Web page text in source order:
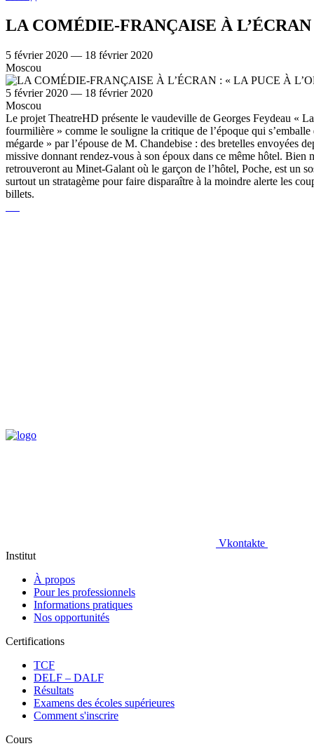
LA COMÉDIE-FRANÇAISE À
5 février 2020 — 18 février 2020
Moscou
5 février 2020 — 18 février 2020
Moscou
Le projet TheatreHD présente le vaudeville de Georges Feydeau «
fourmilière » comme le souligne la critique de l’époque qui
mégarde » par l’épouse de M. Chandebise : des bretelles envoyées
missive donnant rendez-vous à son époux dans ce même hôtel.
retrouveront au Minet-Galant où le garçon de l’hôtel, Poche, est un
surtout un stratagème pour faire disparaître à la moindre alerte les
billets.
Vkontakte
Institut
À propos
Pour les professionnels
Informations pratiques
Nos opportunités
Certifications
TCF
DELF – DALF
Résultats
Examens des écoles supérieures
Comment s'inscrire
Cours